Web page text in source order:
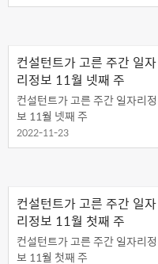
컨설턴트가 고른 주간 일자
리정보 11월 넷째 주
컨설턴트가 고른 주간 일자리정
보 11월 넷째 주
2022-11-23
컨설턴트가 고른 주간 일자
리정보 11월 첫째 주
컨설턴트가 고른 주간 일자리정
보 11월 첫째 주